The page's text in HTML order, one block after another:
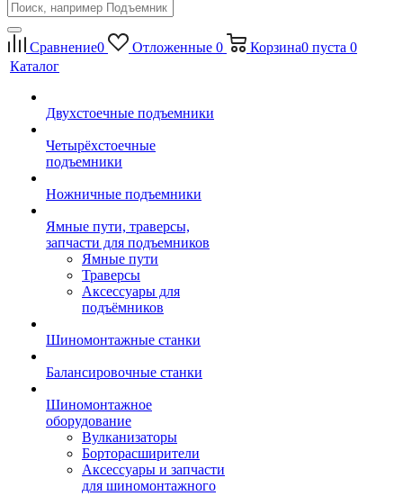
Сравнение0 Отложенные 0 Корзина0 пуста 0
Каталог
Двухстоечные подъемники
Четырёхстоечные
подъемники
Ножничные подъемники
Ямные пути, траверсы,
запчасти для подъемников
Ямные пути
Траверсы
Аксессуары для
подъёмников
Шиномонтажные станки
Балансировочные станки
Шиномонтажное
оборудование
Вулканизаторы
Борторасширители
Аксессуары и запчасти
для шиномонтажного